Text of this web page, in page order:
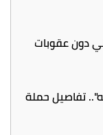
دون عقوبات
تكسب 600 ألف جنيه".. تفاصيل حملة